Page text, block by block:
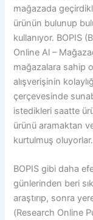
mağazada
ürünün bulunup
kullanıyor. BOPIS
Online Al –
mağazalara sahip
alışverişinin
çerçevesinde
istedikleri saatte
ürünü aramaktan
kurtulmuş oluyorlar.
BOPIS gibi daha
günlerinden beri
araştırıp, sonra
(Research Online